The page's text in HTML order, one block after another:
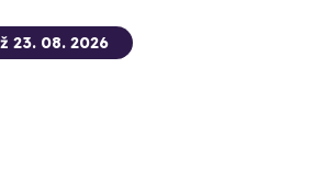
23. 08. 2026